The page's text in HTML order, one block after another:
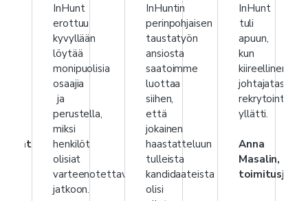
InHunt
erottuu
kyvyllään
löytää
monipuolisia
osaajia
ja
perustella,
miksi
henkilöt
olisiat
varteenotettavia
jatkoon.
InHuntin
perinpohjaisen
taustatyön
ansiosta
saatoimme
luottaa
siihen,
että
jokainen
haastatteluun
tulleista
kandidaateista
olisi
InHunt
tuli
apuun,
kun
kiireellinen
johtajatason
rekrytointi
yllätti.
Anna
Masalin,